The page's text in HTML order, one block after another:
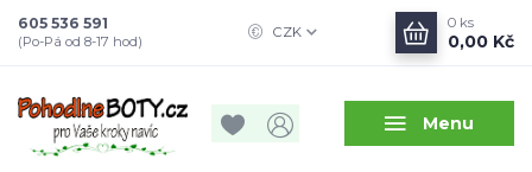
Menu
CZK
605 536 591
(Po-Pá od 8-17 hod)
0 ks
0,00 Kč